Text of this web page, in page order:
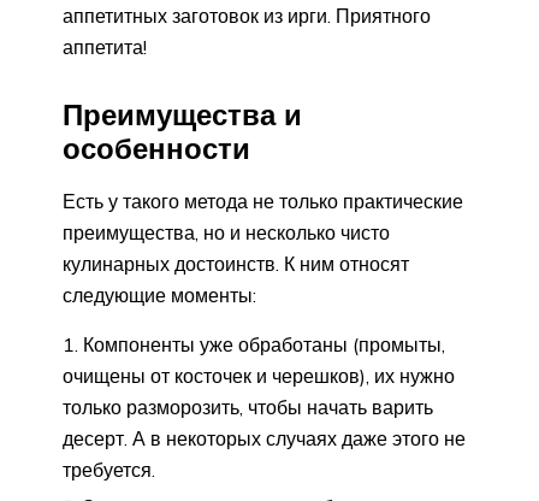
аппетитных заготовок из ирги. Приятного
аппетита!
Преимущества и
особенности
Есть у такого метода не только практические
преимущества, но и несколько чисто
кулинарных достоинств. К ним относят
следующие моменты:
Компоненты уже обработаны (промыты,
очищены от косточек и черешков), их нужно
только разморозить, чтобы начать варить
десерт. А в некоторых случаях даже этого не
требуется.